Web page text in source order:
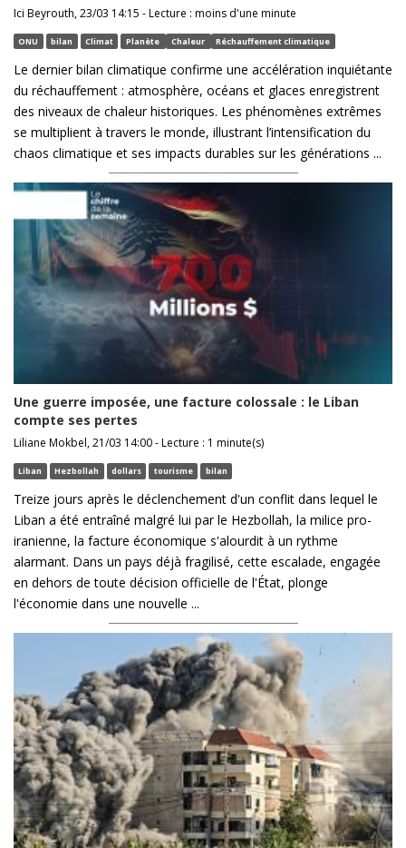
Ici Beyrouth, 23/03 14:15 - Lecture : moins d'une minute
ONU bilan Climat Planète Chaleur Réchauffement climatique
Le dernier bilan climatique confirme une accélération inquiétante
du réchauffement : atmosphère, océans et glaces enregistrent
des niveaux de chaleur historiques. Les phénomènes extrêmes
se multiplient à travers le monde, illustrant l’intensification du
chaos climatique et ses impacts durables sur les générations ...
Une guerre imposée, une facture colossale : le Liban
compte ses pertes
Liliane Mokbel, 21/03 14:00 - Lecture : 1 minute(s)
Liban Hezbollah dollars tourisme bilan
Treize jours après le déclenchement d'un conflit dans lequel le
Liban a été entraîné malgré lui par le Hezbollah, la milice pro-
iranienne, la facture économique s'alourdit à un rythme
alarmant. Dans un pays déjà fragilisé, cette escalade, engagée
en dehors de toute décision officielle de l'État, plonge
l'économie dans une nouvelle ...